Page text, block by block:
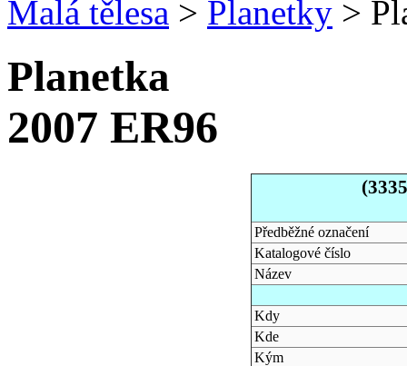
Malá tělesa > Planetky >
Planetka
2007 ER96
Předběžné označení
Katalogové číslo
Název
Kdy
Kde
Kým